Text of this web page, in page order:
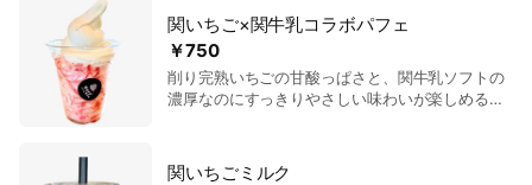
￥750
関いちご×関牛乳コラボパフェ
削り完熟いちごの甘酸っぱさと、関牛乳ソフトの
濃厚なのにすっきりやさしい味わいが楽しめる限
関いちごミルク